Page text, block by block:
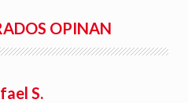
OPINAN
S.